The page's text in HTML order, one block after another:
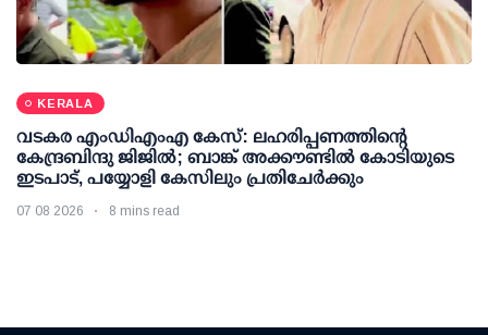
KERALA
വടകര എംഡിഎംഎ കേസ്: ലഹരിപ്പണത്തിന്റെ
കേന്ദ്രബിന്ദു ജിജില്‍; ബാങ്ക് അക്കൗണ്ടില്‍ കോടിയുടെ
ഇടപാട്, പയ്യോളി കേസിലും പ്രതിചേര്‍ക്കും
07 08 2026 8 mins read